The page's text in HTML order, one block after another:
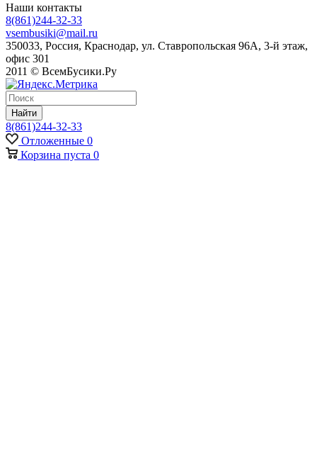
Наши контакты
8(861)244-32-33
vsembusiki@mail.ru
350033, Россия, Краснодар, ул. Ставропольская 96А, 3-й этаж,
офис 301
2011 © ВсемБусики.Ру
Найти
8(861)244-32-33
Отложенные 0
Корзина пуста 0